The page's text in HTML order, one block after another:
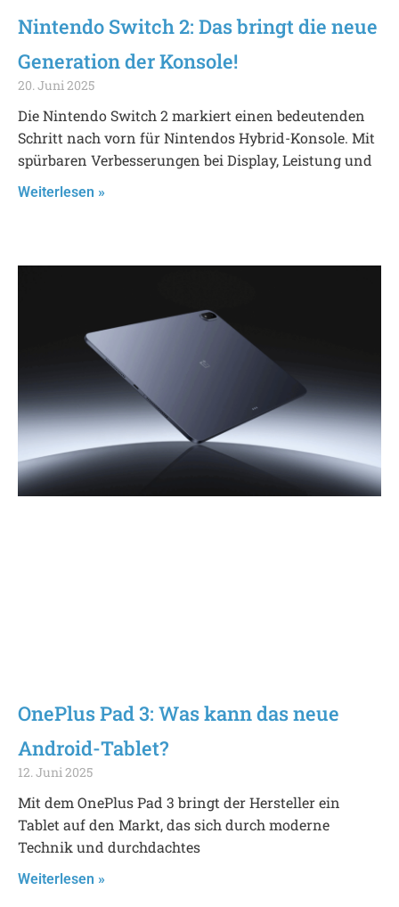
Nintendo Switch 2: Das bringt die neue
Generation der Konsole!
20. Juni 2025
Die Nintendo Switch 2 markiert einen bedeutenden
Schritt nach vorn für Nintendos Hybrid-Konsole. Mit
spürbaren Verbesserungen bei Display, Leistung und
Weiterlesen »
OnePlus Pad 3: Was kann das neue
Android-Tablet?
12. Juni 2025
Mit dem OnePlus Pad 3 bringt der Hersteller ein
Tablet auf den Markt, das sich durch moderne
Technik und durchdachtes
Weiterlesen »